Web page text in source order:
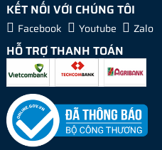
KẾT NỐI VỚI CHÚNG TÔI
Facebook Youtube Zalo
HỖ TRỢ THANH TOÁN